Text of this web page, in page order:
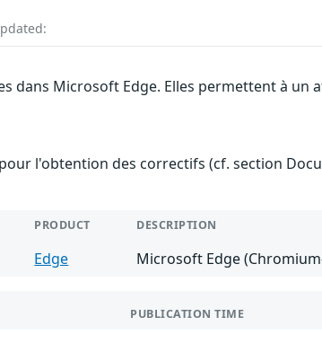
dans Microsoft Edge. Elles permettent à
l'obtention des correctifs (cf. section
PRODUCT DESCRIPTION
Edge Microsoft Edge
PUBLICATION TIME